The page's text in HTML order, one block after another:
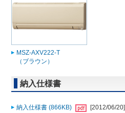
MSZ-AXV222-T
（ブラウン）
納入仕様書
納入仕様書 (866KB)
[2012/06/20]